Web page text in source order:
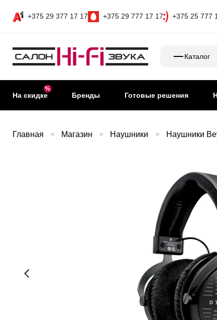
+375 29 377 17 17 +375 29 777 17 17 +375 25 777
Каталог
На скидке Бренды Готовые решения
Главная » Магазин » Наушники » Наушники